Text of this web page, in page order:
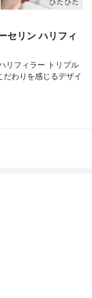
セリン ハリフィ
リフィラー トリプル
わりを感じるデザイ